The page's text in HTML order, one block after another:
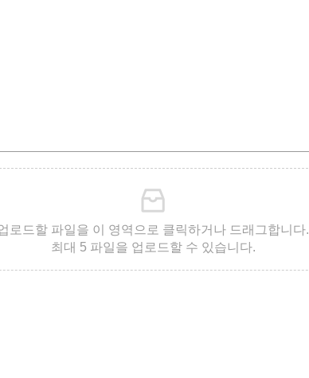
로드할 파일을 이 영역으로 클릭하거나 드래그합니다.
최대 5 파일을 업로드할 수 있습니다.